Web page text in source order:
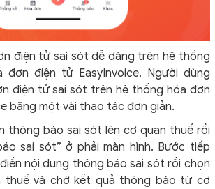
điện tử sai sót dễ dàng trên hệ thống
đơn điện tử EasyInvoice. Người dùng
điện tử sai sót trên hệ thống hóa đơn
bằng một vài thao tác đơn giản.
thông báo sai sót lên cơ quan thuế rồi
sai sót” ở phải màn hình. Bước tiếp
nội dung thông báo sai sót rồi chọn
thuế và chờ kết quả thông báo từ cơ